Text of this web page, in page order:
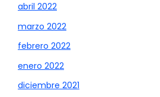
abril 2022
marzo 2022
febrero 2022
enero 2022
diciembre 2021